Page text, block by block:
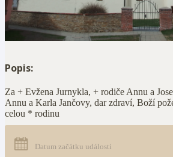
Popis:
Za + Evžena Jurnykla, + rodiče Annu a
Annu a Karla Jančovy, dar zdraví, Boží
celou * rodinu
Datum začátku události